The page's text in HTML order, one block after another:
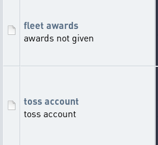
fleet awards
awards not given
toss account
toss account